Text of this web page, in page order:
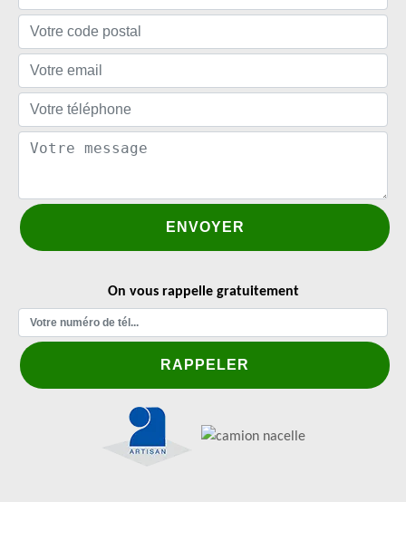
On vous rappelle gratuitement